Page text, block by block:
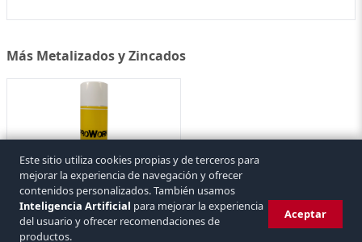
Más Metalizados y Zincados
Símil Acero Inoxidable INOX-GRUP
PROWORK 1 referencia
Este sitio utiliza cookies propias y de terceros para
mejorar la experiencia de navegación y ofrecer
contenidos personalizados. También usamos
Inteligencia Artificial para mejorar la experiencia
del usuario y ofrecer recomendaciones de
productos.
Aceptar